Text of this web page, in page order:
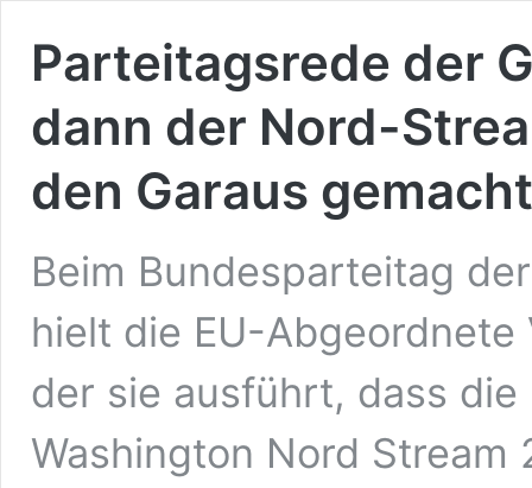
Parteitagsrede der
dann der Nord-
den Garaus
Beim Bundesparteitag
hielt die EU-Abgeordnete
der sie ausführt, dass
Washington Nord